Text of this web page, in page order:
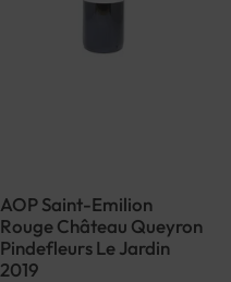
AOP Saint-Emilion
Rouge Château Queyron
Pindefleurs Le Jardin
2019